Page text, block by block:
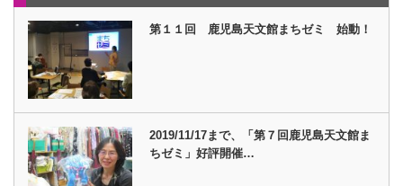
第１１回 鹿児島天文館まちゼミ 始動！
2019/11/17まで、「第７回鹿児島天文館ま
ちゼミ」好評開催…